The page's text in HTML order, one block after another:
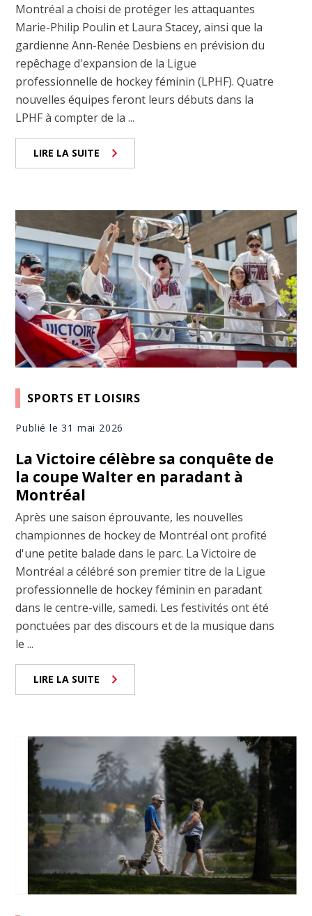
Montréal a choisi de protéger les attaquantes
Marie-Philip Poulin et Laura Stacey, ainsi que la
gardienne Ann-Renée Desbiens en prévision du
repêchage d'expansion de la Ligue
professionnelle de hockey féminin (LPHF). Quatre
nouvelles équipes feront leurs débuts dans la
LPHF à compter de la ...
LIRE LA SUITE
SPORTS ET LOISIRS
Publié le 31 mai 2026
La Victoire célèbre sa conquête de
la coupe Walter en paradant à
Montréal
Après une saison éprouvante, les nouvelles
championnes de hockey de Montréal ont profité
d'une petite balade dans le parc. La Victoire de
Montréal a célébré son premier titre de la Ligue
professionnelle de hockey féminin en paradant
dans le centre-ville, samedi. Les festivités ont été
ponctuées par des discours et de la musique dans
le ...
LIRE LA SUITE